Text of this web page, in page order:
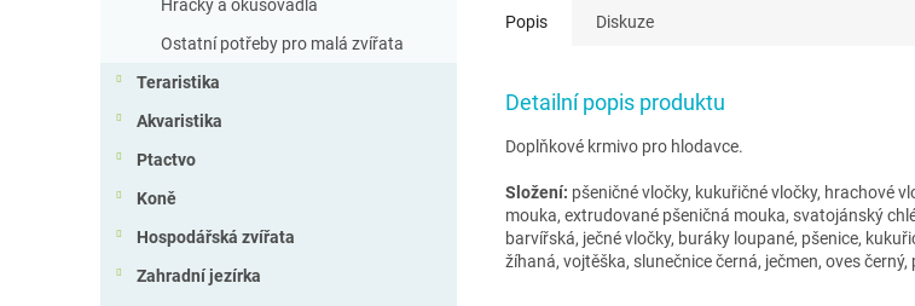
Hračky a okusovadla
Ostatní potřeby pro malá zvířata
Teraristika
Akvaristika
Ptactvo
Koně
Hospodářská zvířata
Zahradní jezírka
Popis Diskuze
Detailní popis produktu
Doplňkové krmivo pro hlodavce.
Složení: pšeničné vločky, kukuřičné vločky, hrachové
mouka, extrudované pšeničná mouka, svatojánský
barvířská, ječné vločky, buráky loupané, pšenice,
žíhaná, vojtěška, slunečnice černá, ječmen, oves